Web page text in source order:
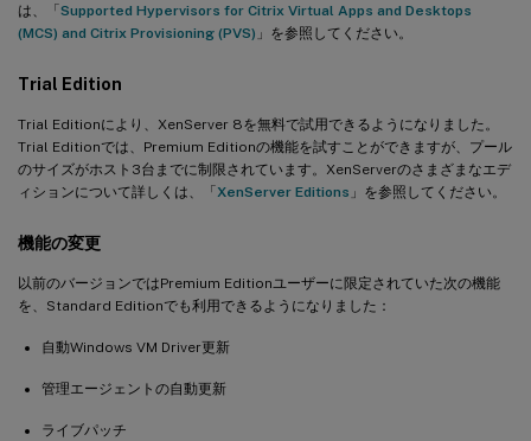
は、「Supported Hypervisors for Citrix Virtual Apps and Desktops
(MCS) and Citrix Provisioning (PVS) 」を参照してください。
Trial Edition
Trial Editionにより、XenServer 8を無料で試用できるようになりました。
Trial Editionでは、Premium Editionの機能を試すことができますが、プール
のサイズがホスト3台までに制限されています。XenServerのさまざまなエデ
ィションについて詳しくは、「XenServer Editions 」を参照してください。
機能の変更
以前のバージョンではPremium Editionユーザーに限定されていた次の機能
を、Standard Editionでも利用できるようになりました：
自動Windows VM Driver更新
管理エージェントの自動更新
ライブパッチ